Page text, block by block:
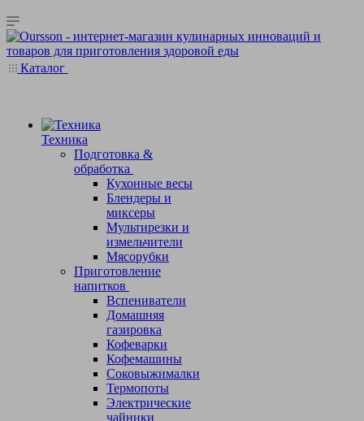
Каталог
Техника
Подготовка &
обработка
Кухонные весы
Блендеры и
миксеры
Мультирезки и
измельчители
Мясорубки
Приготовление
напитков
Вспениватели
Домашняя
газировка
Кофеварки
Кофемашины
Соковыжималки
Термопоты
Электрические
чайники